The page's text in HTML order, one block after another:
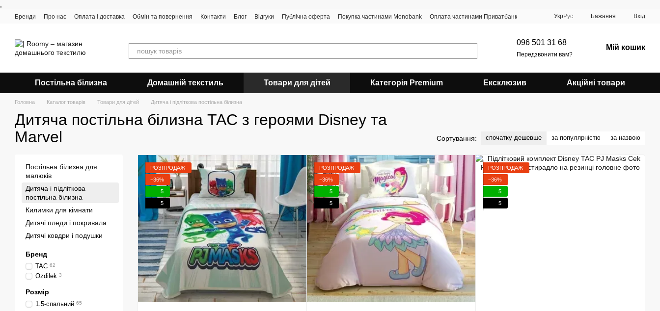
Перейти до основного контенту
Бренди Про нас Оплата і доставка Обмін та повернення Контакти Блог Відгуки Публічна оферта Покупка частинами Monobank Оплата частинами Приватбанк УкрРус Бажання Вхід
096 501 31 68
Передзвонити вам?
Мій кошик
Постільна білизна Домашній текстиль Товари для дітей Категорія Premium Ексклюзив Акційні товари
Головна Каталог товарів Товари для дітей Дитяча і підліткова постільна білизна
Дитяча постільна білизна TAC з героями Disney та
Marvel
Сортування: спочатку дешевше за популярністю за назвою
РОЗПРОДАЖ
−36%
5
5
РОЗПРОДАЖ
−36%
5
5
РОЗПРОДАЖ
−36%
5
5
Постільна білизна для
малюків
Дитяча і підліткова
постільна білизна
Килимки для кімнати
Дитячі пледи і покривала
Дитячі ковдри і подушки
Бренд
TAC 62
Ozdilek 3
Розмір
1.5-спальний 65